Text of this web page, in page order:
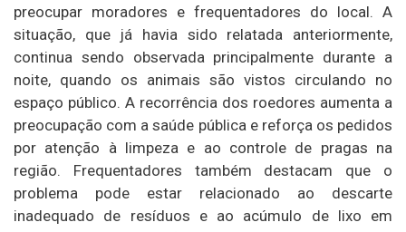
preocupar moradores e frequentadores do local. A
situação, que já havia sido relatada anteriormente,
continua sendo observada principalmente durante a
noite, quando os animais são vistos circulando no
espaço público. A recorrência dos roedores aumenta a
preocupação com a saúde pública e reforça os pedidos
por atenção à limpeza e ao controle de pragas na
região. Frequentadores também destacam que o
problema pode estar relacionado ao descarte
inadequado de resíduos e ao acúmulo de lixo em